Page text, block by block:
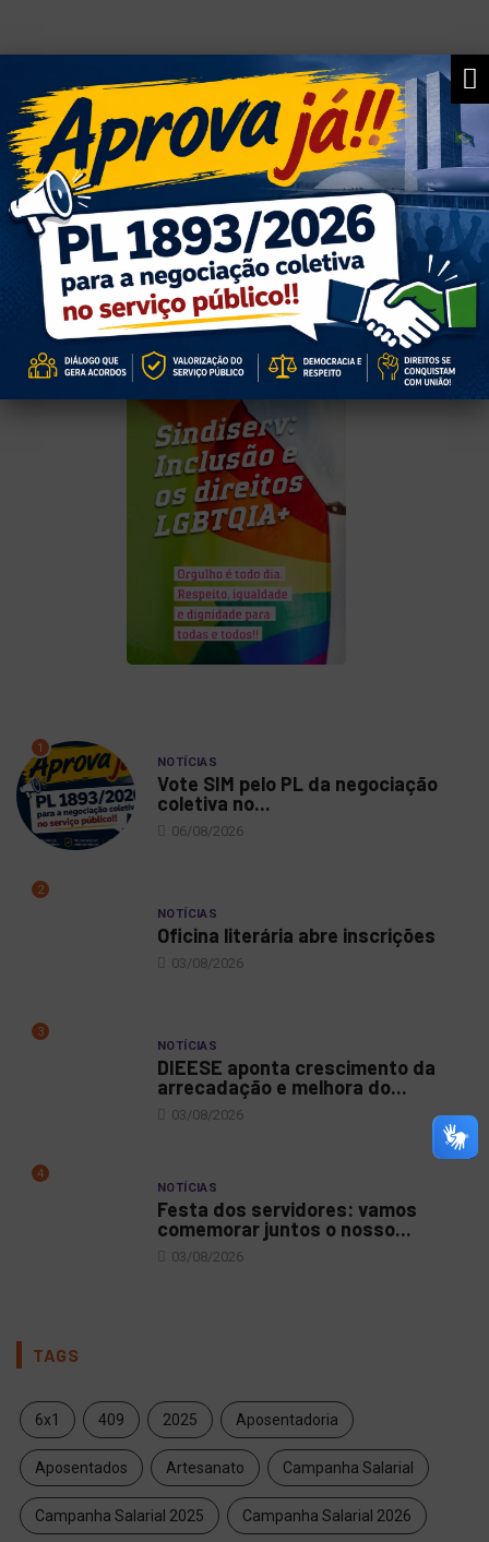
1
NOTÍCIAS
Vote SIM pelo PL da negociação
coletiva no...
06/08/2026
2
NOTÍCIAS
Oficina literária abre inscrições
03/08/2026
3
NOTÍCIAS
DIEESE aponta crescimento da
arrecadação e melhora do...
03/08/2026
4
NOTÍCIAS
Festa dos servidores: vamos
comemorar juntos o nosso...
03/08/2026
TAGS
6x1 409 2025 Aposentadoria
Aposentados Artesanato Campanha Salarial
Campanha Salarial 2025 Campanha Salarial 2026